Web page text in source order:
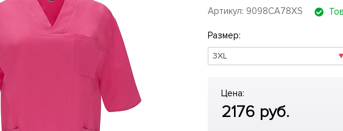
Артикул: 9098CA78XS
Размер:
Цена:
2176 руб.